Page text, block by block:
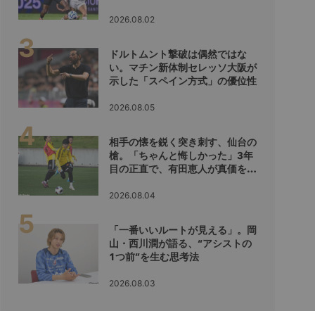
2026.08.02
ドルトムント撃破は偶然ではな
い。マチン新体制セレッソ大阪が
示した「スペイン方式」の優位性
2026.08.05
相手の懐を鋭く突き刺す、仙台の
槍。「ちゃんと悔しかった」3年
目の正直で、有田恵人が真価を示
2026.08.04
「一番いいルートが見える」。岡
山・西川潤が語る、“アシストの
1つ前”を生む思考法
2026.08.03